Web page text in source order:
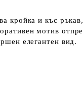
кройка и къс
мотив
елегантен вид.